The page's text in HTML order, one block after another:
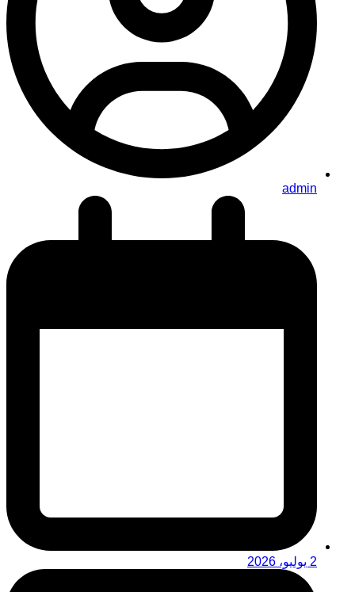
admin
2 يوليو، 2026